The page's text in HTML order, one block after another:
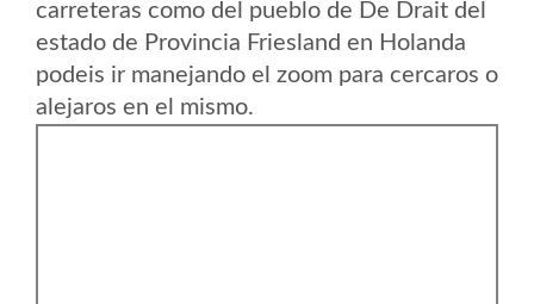
carreteras como del pueblo de De Drait del
estado de Provincia Friesland en Holanda
podeis ir manejando el zoom para cercaros o
alejaros en el mismo.